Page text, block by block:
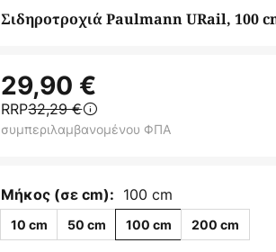
Σιδηροτροχιά Paulmann URail, 100
29,90 €
RRP32,29 €
συμπεριλαμβανομένου ΦΠΑ
Μήκος (σε cm): 100 cm
10 cm 50 cm 100 cm 200 cm